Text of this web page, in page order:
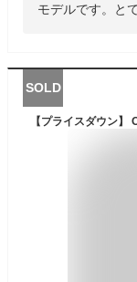
モデルです。と
SOLD